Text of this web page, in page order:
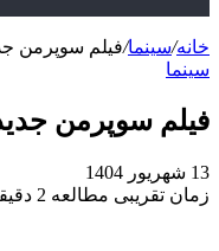
خانه/سینما/فیلم سوپرمن
سینما
فیلم سوپرمن
13 شهریور 1404
زمان تقریبی مطالعه 2 دقیقه